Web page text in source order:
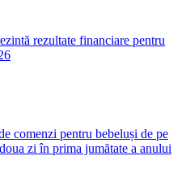
rezultate financiare pentru
comenzi pentru bebeluși de pe
zi în prima jumătate a anului